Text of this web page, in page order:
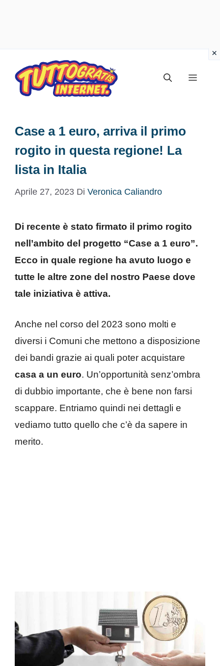
contenuto
Menu
Case a 1 euro, arriva il primo
rogito in questa regione! La
lista in Italia
Aprile 27, 2023 Di Veronica Caliandro
Di recente è stato firmato il primo rogito
nell’ambito del progetto “Case a 1 euro”.
Ecco in quale regione ha avuto luogo e
tutte le altre zone del nostro Paese dove
tale iniziativa è attiva.
Anche nel corso del 2023 sono molti e
diversi i Comuni che mettono a disposizione
dei bandi grazie ai quali poter acquistare
casa a un euro. Un’opportunità senz’ombra
di dubbio importante, che è bene non farsi
scappare. Entriamo quindi nei dettagli e
vediamo tutto quello che c’è da sapere in
merito.